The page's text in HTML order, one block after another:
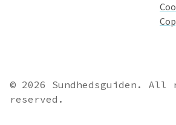
© 2026 Sundhedsguiden. All
reserved.